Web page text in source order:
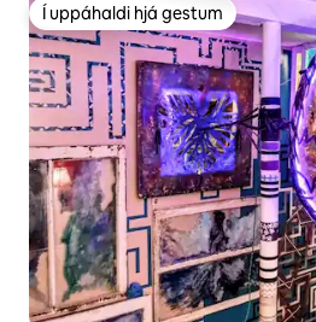
Í uppáhaldi hjá gestum
Í uppáhaldi hjá gestum